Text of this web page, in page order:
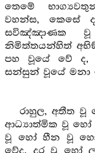
තෙමේ
වහන්ස, කෙසේ
සවිඤ්ඤාණක
නිමිත්තයන්හිත්
පහ වූයේ වේ ද,
සන්සුන් වූයේ මනා
රාහුල, අතීත වූ
ආධ්‍යාත්මික වූ හෝ
වූ හෝ හීන වූ